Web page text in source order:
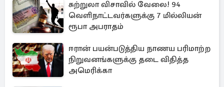
சுற்றுலா விசாவில் வேலை! 94
வெளிநாட்டவர்களுக்கு 7 மில்லியன்
ரூபா அபராதம்
ஈரான் பயன்படுத்திய நாணய பரிமாற்ற
நிறுவனங்களுக்கு தடை விதித்த
அமெரிக்கா